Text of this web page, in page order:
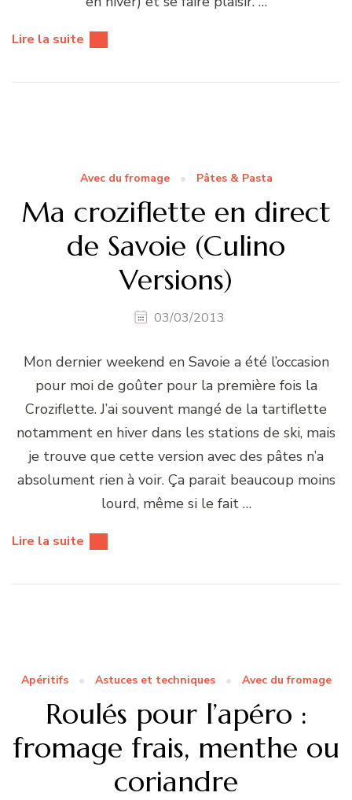
Lire la suite
Avec du fromage Pâtes & Pasta
Ma croziflette en direct
de Savoie (Culino
Versions)
03/03/2013
Mon dernier weekend en Savoie a été l’occasion
pour moi de goûter pour la première fois la
Croziflette. J’ai souvent mangé de la tartiflette
notamment en hiver dans les stations de ski, mais
je trouve que cette version avec des pâtes n’a
absolument rien à voir. Ça parait beaucoup moins
lourd, même si le fait …
Lire la suite
Apéritifs Astuces et techniques Avec du fromage
Roulés pour l’apéro :
fromage frais, menthe ou
coriandre